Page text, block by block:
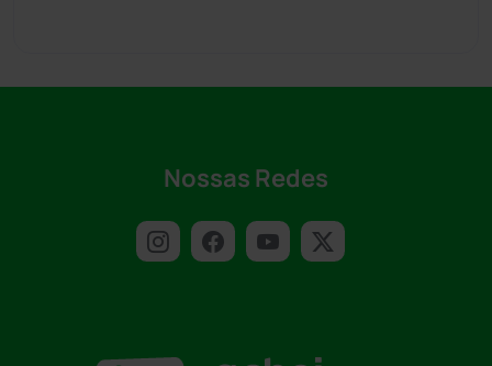
Nossas Redes